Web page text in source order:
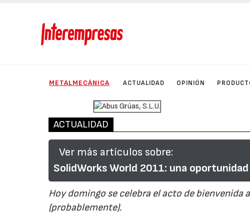
METALMECÁNICA ACTUALIDAD OPINIÓN
ACTUALIDAD
Ver más artículos sobre:
SolidWorks World 2011: una
Hoy domingo se celebra el acto de bienvenida
(probablemente).